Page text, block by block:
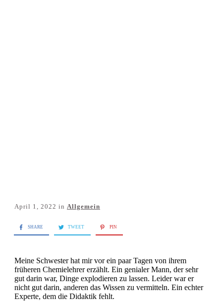
April 1, 2022 in Allgemein
SHARE TWEET PIN
Meine Schwester hat mir vor ein paar Tagen von ihrem
früheren Chemielehrer erzählt. Ein genialer Mann, der sehr
gut darin war, Dinge explodieren zu lassen. Leider war er
nicht gut darin, anderen das Wissen zu vermitteln. Ein echter
Experte, dem die Didaktik fehlt.